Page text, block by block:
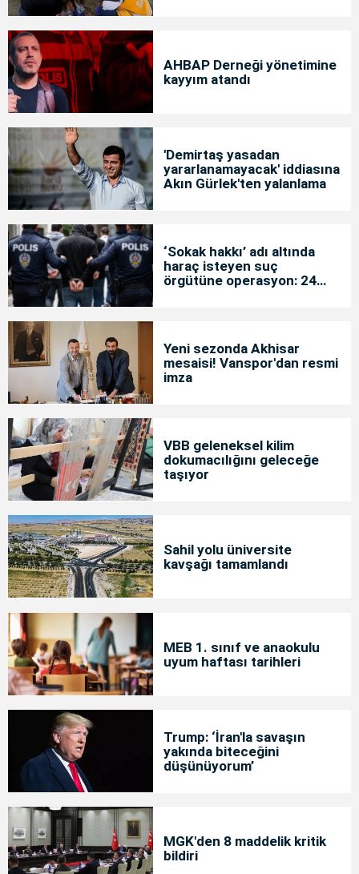
AHBAP Derneği yönetimine
kayyım atandı
'Demirtaş yasadan
yararlanamayacak' iddiasına
Akın Gürlek'ten yalanlama
‘Sokak hakkı’ adı altında
haraç isteyen suç
örgütüne operasyon: 24
Yeni sezonda Akhisar
mesaisi! Vanspor'dan resmi
imza
VBB geleneksel kilim
dokumacılığını geleceğe
taşıyor
Sahil yolu üniversite
kavşağı tamamlandı
MEB 1. sınıf ve anaokulu
uyum haftası tarihleri
Trump: ‘İran'la savaşın
yakında biteceğini
düşünüyorum’
MGK'den 8 maddelik kritik
bildiri